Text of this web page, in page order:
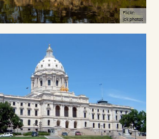
Flickr:
jck photos